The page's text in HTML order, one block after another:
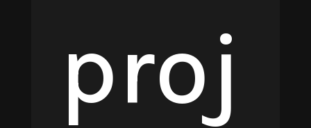
proj